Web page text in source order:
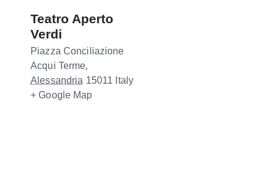
Teatro Aperto
Verdi
Piazza Conciliazione
Acqui Terme,
Alessandria 15011 Italy
+ Google Map